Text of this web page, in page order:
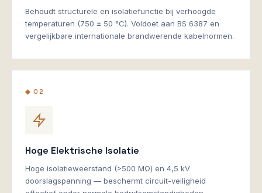
Behoudt structurele en isolatiefunctie bij verhoogde
temperaturen (750 ± 50 °C). Voldoet aan BS 6387 en
vergelijkbare internationale brandwerende kabelnormen.
◆ 02
Hoge Elektrische Isolatie
Hoge isolatieweerstand (>500 MΩ) en 4,5 kV
doorslagspanning — beschermt circuit-veiligheid